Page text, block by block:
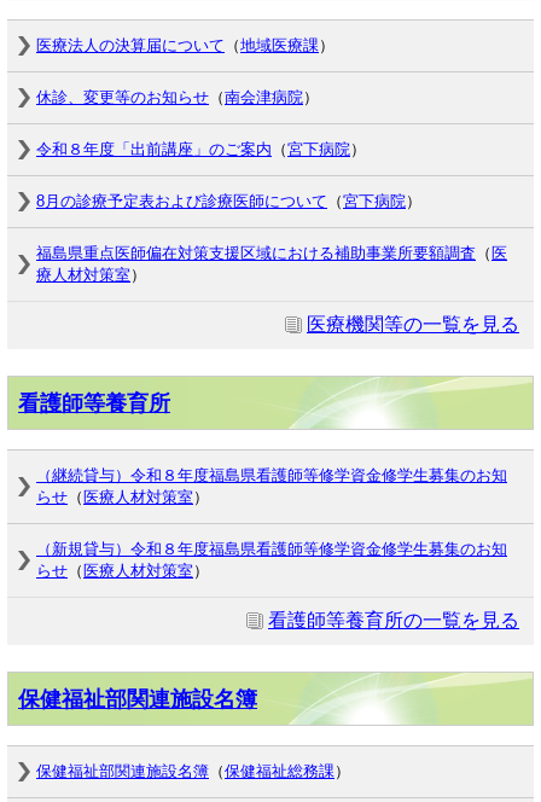
医療法人の決算届について （地域医療課）
休診、変更等のお知らせ （南会津病院）
令和８年度「出前講座」のご案内 （宮下病院）
8月の診療予定表および診療医師について （宮下病院）
福島県重点医師偏在対策支援区域における補助事業所要額調査 （ 医
療人材対策室 ）
医療機関等の一覧を見る
看護師等養育所
（継続貸与）令和８年度福島県看護師等修学資金修学生募集のお知
らせ （ 医療人材対策室 ）
（新規貸与）令和８年度福島県看護師等修学資金修学生募集のお知
らせ （ 医療人材対策室 ）
看護師等養育所の一覧を見る
保健福祉部関連施設名簿
保健福祉部関連施設名簿 （保健福祉総務課）